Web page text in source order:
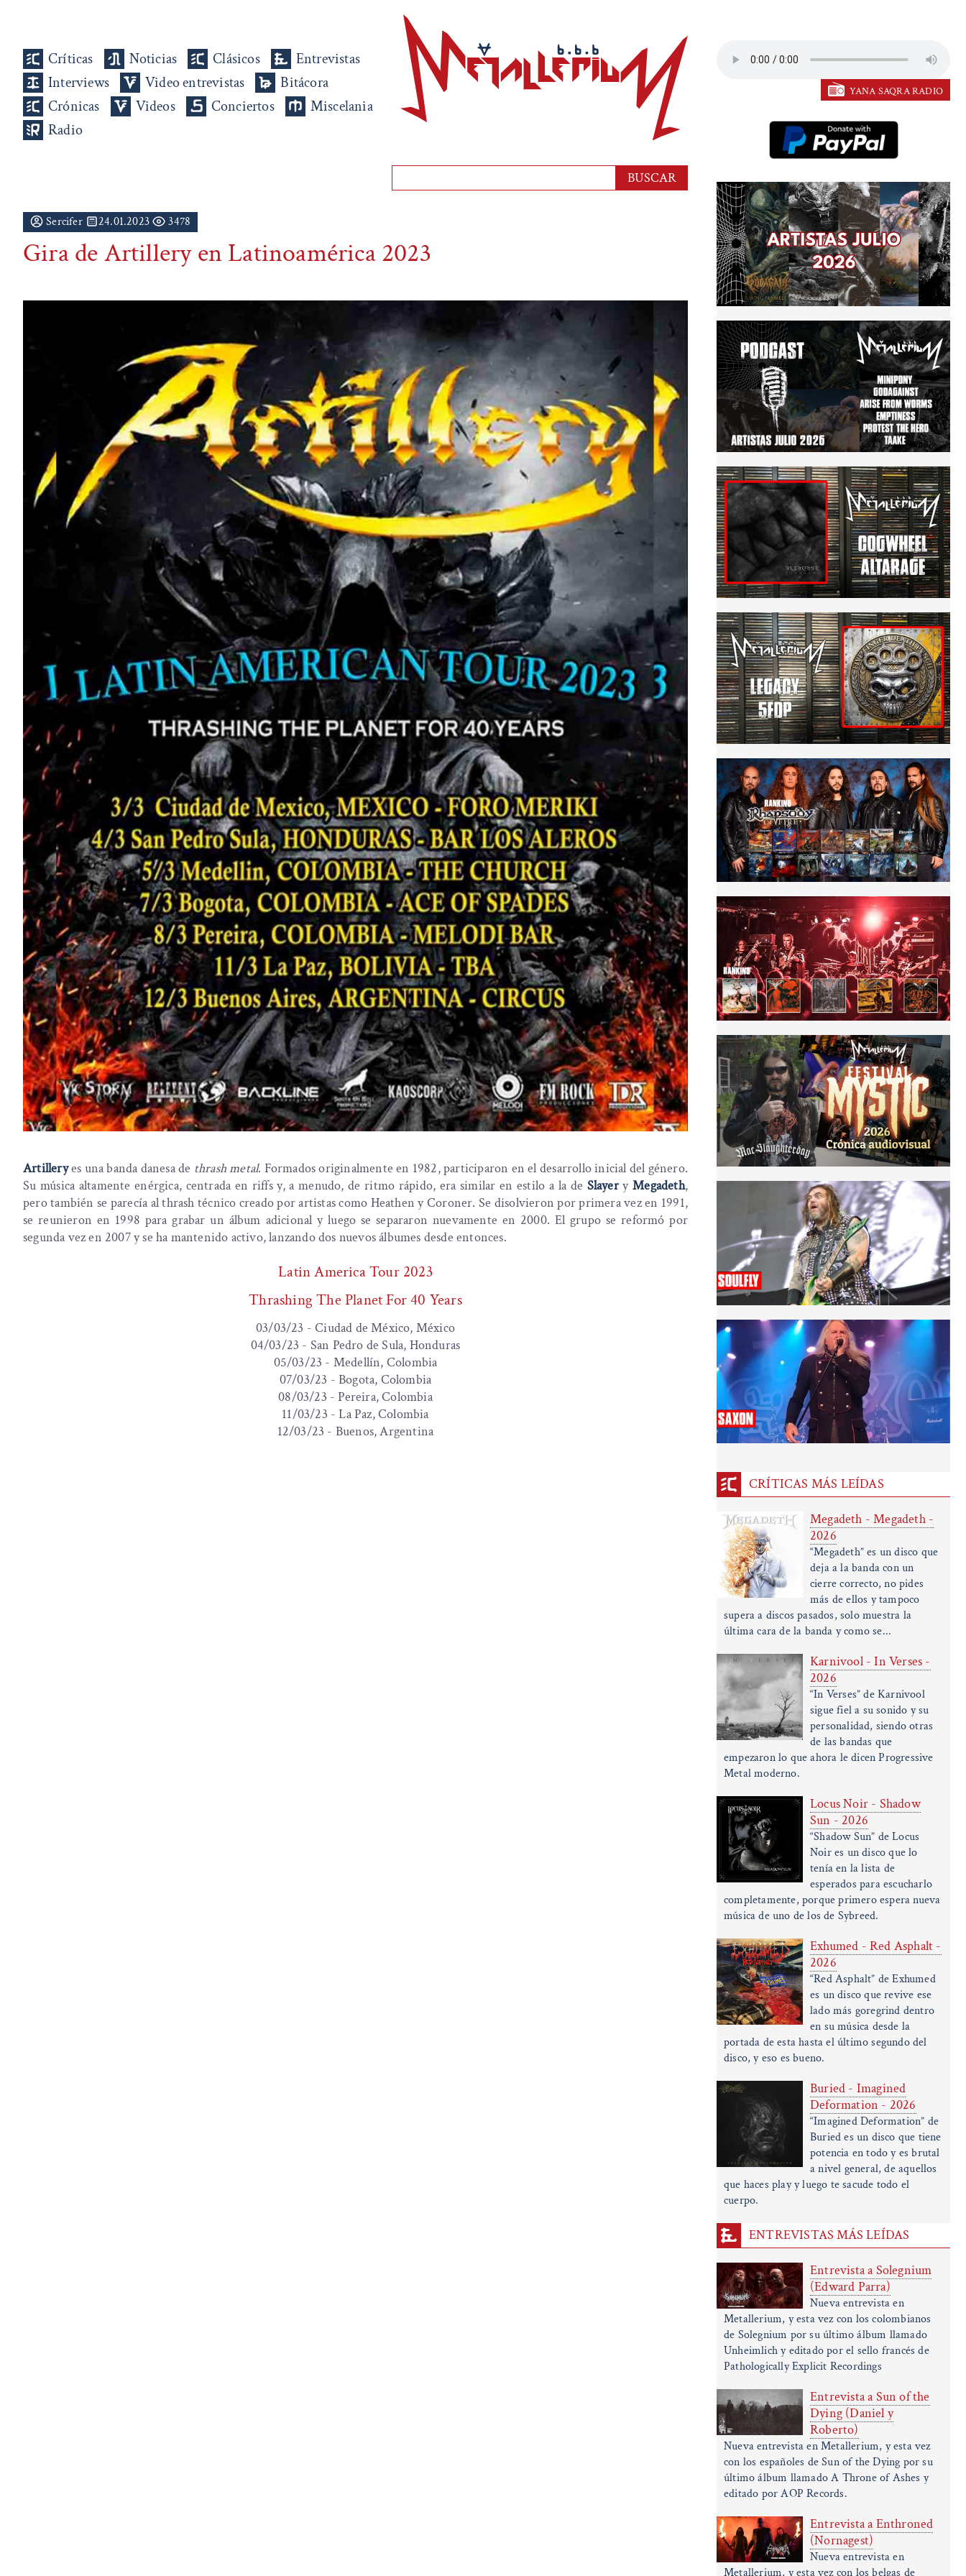
Críticas Noticias Clásicos
Entrevistas
Interviews
Video entrevistas
Bitácora
Crónicas
Videos Conciertos
Miscelania
Radio
Sercifer 24.01.2023 3478
Gira de Artillery en Latinoamérica 2023
Artilleryes una banda danesa de thrash metal. Formados originalmente en 1982, participaron en el desarrollo inicial del género.
Su música altamente enérgica, centrada en riffs y, a menudo, de ritmo rápido, era similar en estilo a la de SlayeryMegadeth,
pero también se parecía al thrash técnico creado por artistas como Heathen y Coroner. Se disolvieron por primera vez en 1991,
se reunieron en 1998 para grabar un álbum adicional y luego se separaron nuevamente en 2000. El grupo se reformó por
segunda vez en 2007 y se ha mantenido activo, lanzando dos nuevos álbumes desde entonces.
Latin America Tour 2023
Thrashing The Planet For 40 Years
03/03/23 - Ciudad de México, México
04/03/23 - San Pedro de Sula, Honduras
05/03/23 - Medellín, Colombia
07/03/23 - Bogota, Colombia
08/03/23 - Pereira, Colombia
11/03/23 - La Paz, Colombia
12/03/23 - Buenos, Argentina
YANA SAQRA RADIO
CRÍTICAS MÁS LEÍDAS
Megadeth - Megadeth -
2026
“Megadeth” es un disco que
deja a la banda con un
cierre correcto, no pides
más de ellos y tampoco
supera a discos pasados, solo muestra la
última cara de la banda y como se...
Karnivool - In Verses -
2026
“In Verses” de Karnivool
sigue fiel a su sonido y su
personalidad, siendo otras
de las bandas que
empezaron lo que ahora le dicen Progressive
Metal moderno.
Locus Noir - Shadow
Sun - 2026
“Shadow Sun” de Locus
Noir es un disco que lo
tenía en la lista de
esperados para escucharlo
completamente, porque primero espera nueva
música de uno de los de Sybreed.
Exhumed - Red Asphalt -
2026
“Red Asphalt” de Exhumed
es un disco que revive ese
lado más goregrind dentro
en su música desde la
portada de esta hasta el último segundo del
disco, y eso es bueno.
Buried - Imagined
Deformation - 2026
“Imagined Deformation” de
Buried es un disco que tiene
potencia en todo y es brutal
a nivel general, de aquellos
que haces play y luego te sacude todo el
cuerpo.
ENTREVISTAS MÁS LEÍDAS
Entrevista a Solegnium
(Edward Parra)
Nueva entrevista en
Metallerium, y esta vez con los colombianos
de Solegnium por su último álbum llamado
Unheimlich y editado por el sello francés de
Pathologically Explicit Recordings
Entrevista a Sun of the
Dying (Daniel y
Roberto)
Nueva entrevista en Metallerium, y esta vez
con los españoles de Sun of the Dying por su
último álbum llamado A Throne of Ashes y
editado por AOP Records.
Entrevista a Enthroned
(Nornagest)
Nueva entrevista en
Metallerium, y esta vez con los belgas de